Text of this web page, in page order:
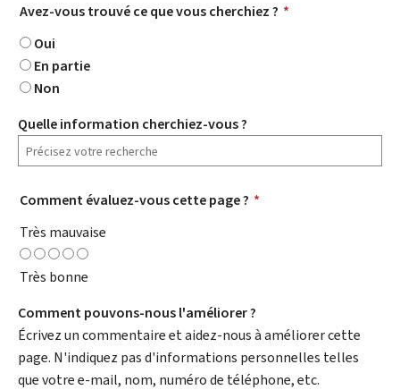
Avez-vous trouvé ce que vous cherchiez ? *
Oui
En partie
Non
Quelle information cherchiez-vous ?
Comment évaluez-vous cette page ? *
Très mauvaise
Très bonne
Comment pouvons-nous l'améliorer ?
Écrivez un commentaire et aidez-nous à améliorer cette
page. N'indiquez pas d'informations personnelles telles
que votre e-mail, nom, numéro de téléphone, etc.